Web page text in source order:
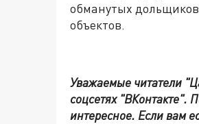
обманутых
объектов.
Уважаемые читатели
соцсетях"ВКонтакте".
интересное. Если вам